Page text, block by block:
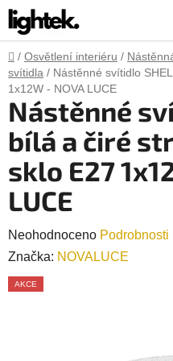
Přejít
na
obsah
Domů
/ Osvětlení interiéru /
svítidla / Nástěnné svítidlo
1x12W - NOVA LUCE
Nástěnné
bílá a čiré
sklo E27
LUCE
Průměrné
hodnocení
produktu
Neohodnoceno
Značka: NOVALUCE
AKCE